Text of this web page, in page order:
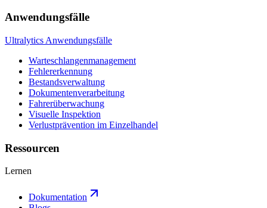
Anwendungsfälle
Ultralytics Anwendungsfälle
Warteschlangenmanagement
Fehlererkennung
Bestandsverwaltung
Dokumentenverarbeitung
Fahrerüberwachung
Visuelle Inspektion
Verlustprävention im Einzelhandel
Ressourcen
Lernen
Dokumentation